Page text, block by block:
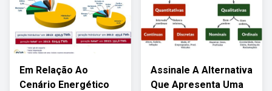
Em Relação Ao
Cenário Energético
Assinale A Alternativa
Que Apresenta Uma